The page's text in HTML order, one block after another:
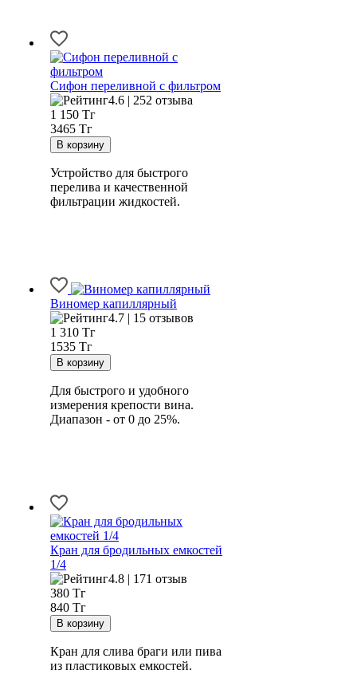
Сифон переливной с фильтром
4.6 | 252 отзыва
1 150 Тг
3465 Тг
Устройство для быстрого
перелива и качественной
фильтрации жидкостей.
Виномер капиллярный
4.7 | 15 отзывов
1 310 Тг
1535 Тг
Для быстрого и удобного
измерения крепости вина.
Диапазон - от 0 до 25%.
Кран для бродильных емкостей
1/4
4.8 | 171 отзыв
380 Тг
840 Тг
Кран для слива браги или пива
из пластиковых емкостей.